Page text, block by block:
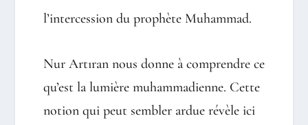
l’intercession du prophète Muhammad.
Nur Artıran nous donne à comprendre ce
qu’est la lumière muhammadienne. Cette
notion qui peut sembler ardue révèle ici